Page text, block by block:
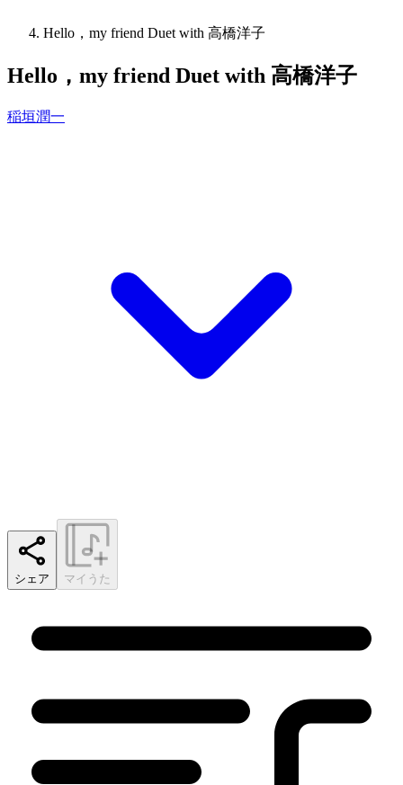
Hello，my friend Duet with 高橋洋子
Hello，my friend Duet with 高橋洋子
稲垣潤一
シェア マイうた